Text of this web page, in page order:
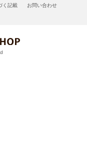
く記載 お問い合わせ